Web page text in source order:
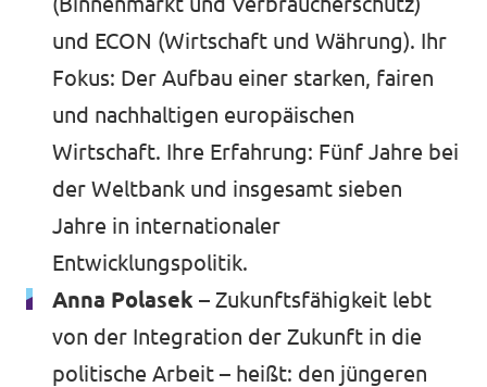
und ECON (Wirtschaft und Währung). Ihr
Fokus: Der Aufbau einer starken, fairen
und nachhaltigen europäischen
Wirtschaft. Ihre Erfahrung: Fünf Jahre bei
der Weltbank und insgesamt sieben
Jahre in internationaler
Entwicklungspolitik.
Anna Polasek – Zukunftsfähigkeit lebt
von der Integration der Zukunft in die
politische Arbeit – heißt: den jüngeren